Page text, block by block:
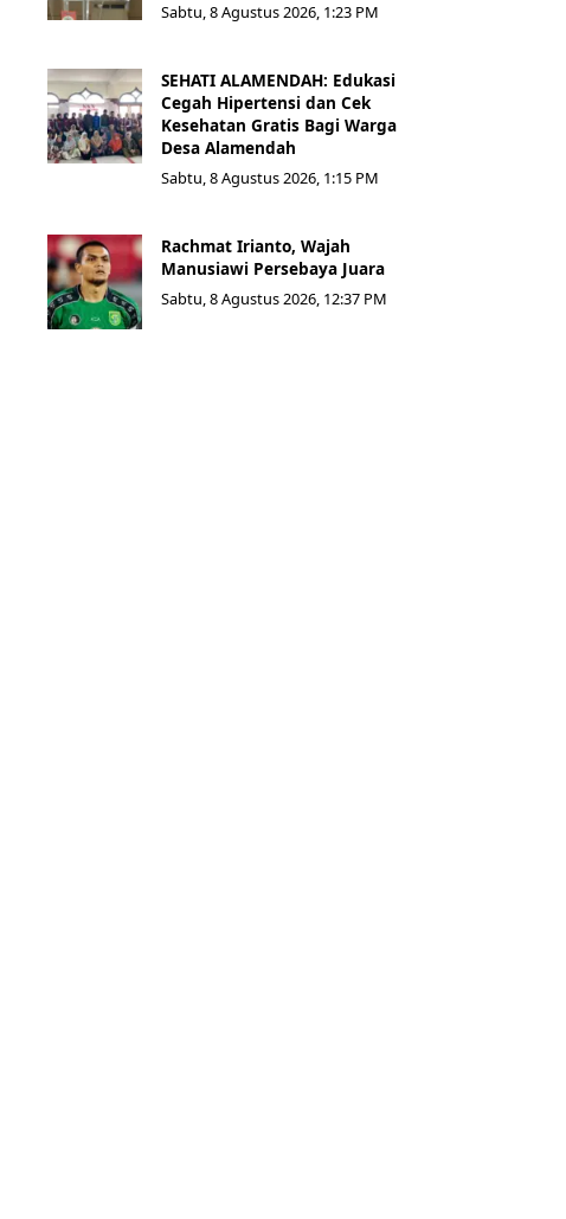
Sabtu, 8 Agustus 2026, 1:23 PM
SEHATI ALAMENDAH: Edukasi
Cegah Hipertensi dan Cek
Kesehatan Gratis Bagi Warga
Desa Alamendah
Sabtu, 8 Agustus 2026, 1:15 PM
Rachmat Irianto, Wajah
Manusiawi Persebaya Juara
Sabtu, 8 Agustus 2026, 12:37 PM